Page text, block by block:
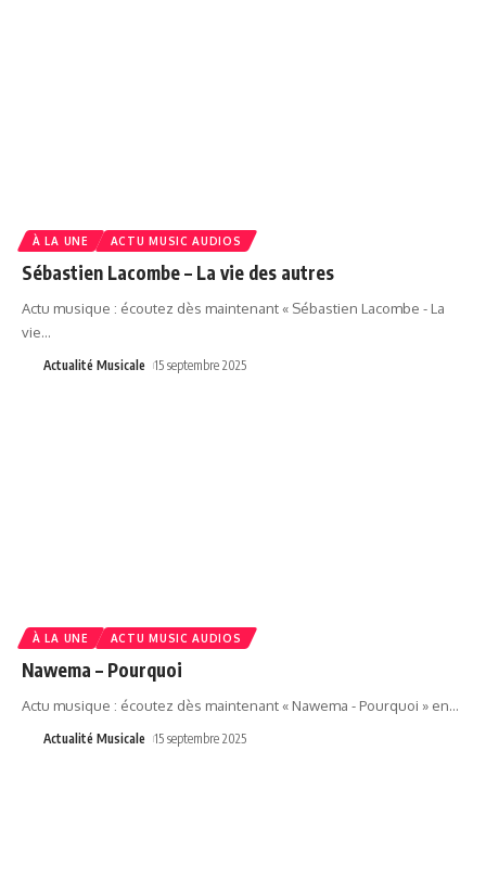
À LA UNE ACTU MUSIC AUDIOS
Sébastien Lacombe – La vie des autres
Actu musique : écoutez dès maintenant « Sébastien Lacombe - La
vie…
Actualité Musicale 15 septembre 2025
À LA UNE ACTU MUSIC AUDIOS
Nawema – Pourquoi
Actu musique : écoutez dès maintenant « Nawema - Pourquoi » en…
Actualité Musicale 15 septembre 2025